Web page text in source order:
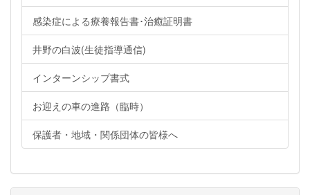
感染症による療養報告書･治癒証明書
井野の白波(生徒指導通信)
インターンシップ書式
お迎えの車の進路（臨時）
保護者・地域・関係団体の皆様へ